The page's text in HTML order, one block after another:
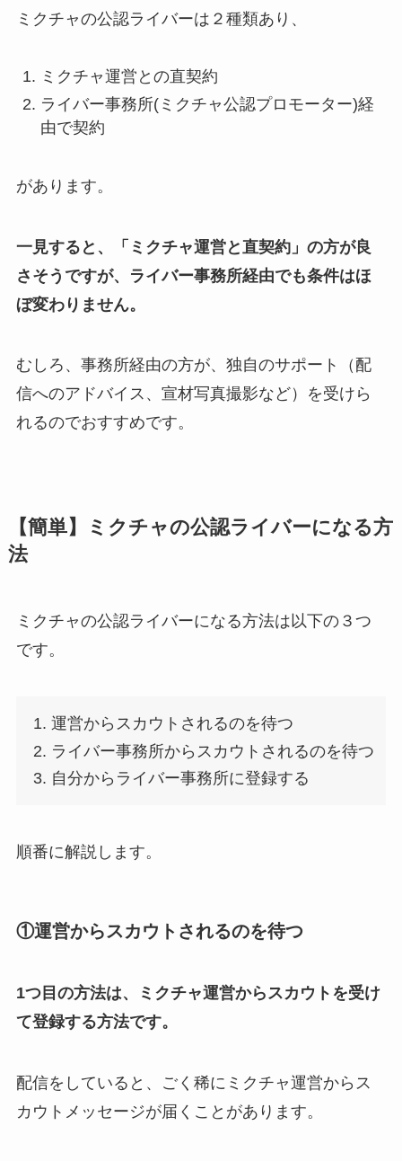
ミクチャの公認ライバーは２種類あり、
ミクチャ運営との直契約
ライバー事務所(ミクチャ公認プロモーター)経
由で契約
があります。
一見すると、「ミクチャ運営と直契約」の方が良
さそうですが、ライバー事務所経由でも条件はほ
ぼ変わりません。
むしろ、事務所経由の方が、独自のサポート（配
信へのアドバイス、宣材写真撮影など）を受けら
れるのでおすすめです。
【簡単】ミクチャの公認ライバーになる方
法
ミクチャの公認ライバーになる方法は以下の３つ
です。
運営からスカウトされるのを待つ
ライバー事務所からスカウトされるのを待つ
自分からライバー事務所に登録する
順番に解説します。
①運営からスカウトされるのを待つ
1つ目の方法は、ミクチャ運営からスカウトを受け
て登録する方法です。
配信をしていると、ごく稀にミクチャ運営からス
カウトメッセージが届くことがあります。